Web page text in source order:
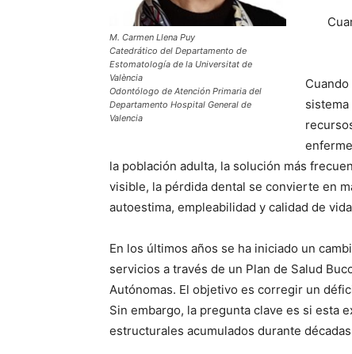
M. Carmen Llena Puy
Catedrático del Departamento de
Estomatología de la Universitat de
València
Odontólogo de Atención Primaria del
Departamento Hospital General de
Valencia
la población adulta, la solución más
visible, la pérdida dental se convierte en
autoestima, empleabilidad y calidad de
En los últimos años se ha iniciado un
servicios a través de un Plan de Salud
Autónomas. El objetivo es corregir un
Sin embargo, la pregunta clave es si esta
estructurales acumulados durante